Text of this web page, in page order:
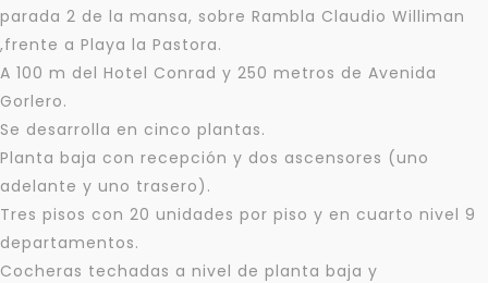
parada 2 de la mansa, sobre Rambla Claudio Williman
,frente a Playa la Pastora.
A 100 m del Hotel Conrad y 250 metros de Avenida
Gorlero.
Se desarrolla en cinco plantas.
Planta baja con recepción y dos ascensores (uno
adelante y uno trasero).
Tres pisos con 20 unidades por piso y en cuarto nivel 9
departamentos.
Cocheras techadas a nivel de planta baja y